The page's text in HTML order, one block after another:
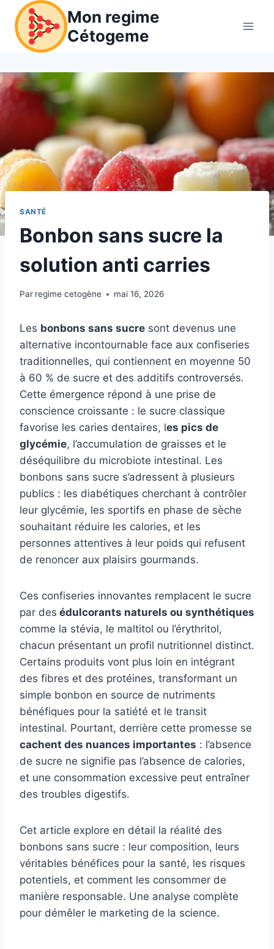
Aller
contenu
Mon regime
Cétogeme
SANTÉ
Bonbon sans sucre la
solution anti carries
Par regime cetogène mai 16, 2026
Les bonbons sans sucre sont devenus une
alternative incontournable face aux confiseries
traditionnelles, qui contiennent en moyenne 50
à 60 % de sucre et des additifs controversés.
Cette émergence répond à une prise de
conscience croissante : le sucre classique
favorise les caries dentaires, les pics de
glycémie, l’accumulation de graisses et le
déséquilibre du microbiote intestinal. Les
bonbons sans sucre s’adressent à plusieurs
publics : les diabétiques cherchant à contrôler
leur glycémie, les sportifs en phase de sèche
souhaitant réduire les calories, et les
personnes attentives à leur poids qui refusent
de renoncer aux plaisirs gourmands.
Ces confiseries innovantes remplacent le sucre
par des édulcorants naturels ou synthétiques
comme la stévia, le maltitol ou l’érythritol,
chacun présentant un profil nutritionnel distinct.
Certains produits vont plus loin en intégrant
des fibres et des protéines, transformant un
simple bonbon en source de nutriments
bénéfiques pour la satiété et le transit
intestinal. Pourtant, derrière cette promesse se
cachent des nuances importantes : l’absence
de sucre ne signifie pas l’absence de calories,
et une consommation excessive peut entraîner
des troubles digestifs.
Cet article explore en détail la réalité des
bonbons sans sucre : leur composition, leurs
véritables bénéfices pour la santé, les risques
potentiels, et comment les consommer de
manière responsable. Une analyse complète
pour démêler le marketing de la science.